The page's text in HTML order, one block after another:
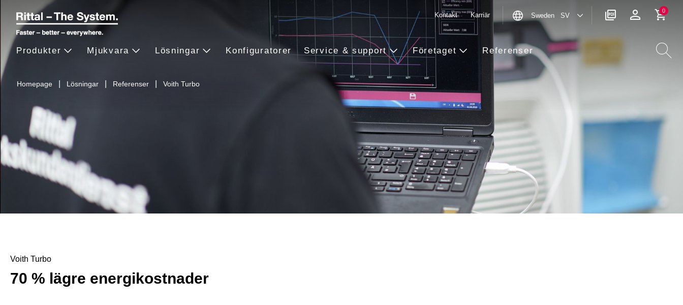
Homepage Lösningar Referenser Voith Turbo
Produkter Mjukvara Lösningar Konfiguratorer Service & support Företaget Referenser
Kontakt Karriär Sweden SV
0
Voith Turbo
70 % lägre energikostnader